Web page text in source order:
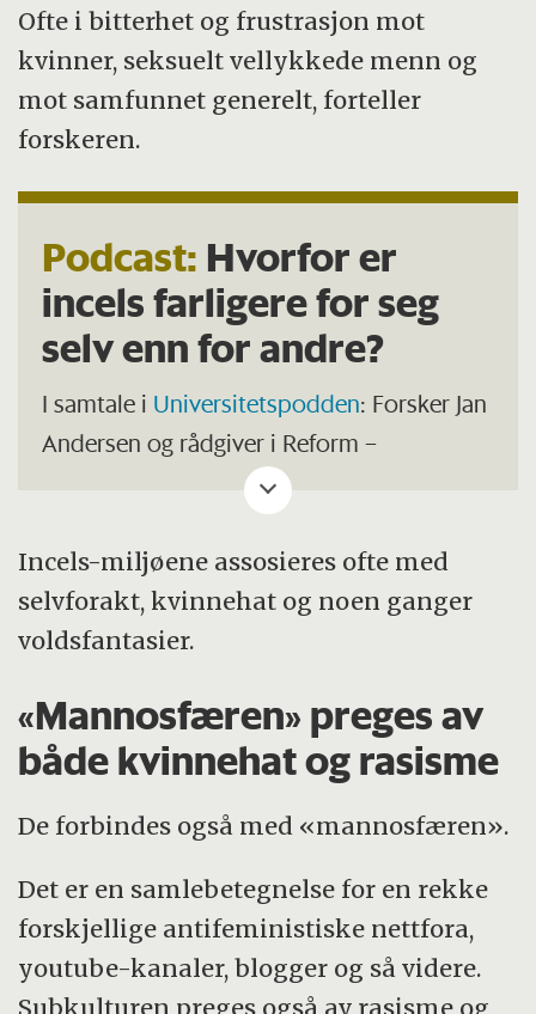
Ofte i bitterhet og frustrasjon mot
kvinner, seksuelt vellykkede menn og
mot samfunnet generelt, forteller
forskeren.
Podcast: Hvorfor er
incels farligere for seg
selv enn for andre?
I samtale i Universitetspodden: Forsker Jan
Andersen og rådgiver i Reform –
ressurssenter for menn, Kelly Fisher.
Programleder er Jorunn Kanestrøm ved
UiO.
Du finner lenke til episoden nederst i
Incels-miljøene assosieres ofte med
selvforakt, kvinnehat og noen ganger
voldsfantasier.
«Mannosfæren» preges av
både kvinnehat og rasisme
De forbindes også med «mannosfæren».
Det er en samlebetegnelse for en rekke
forskjellige antifeministiske nettfora,
youtube-kanaler, blogger og så videre.
Subkulturen preges også av rasisme og